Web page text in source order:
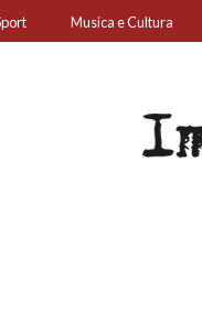
Musica e Cultura